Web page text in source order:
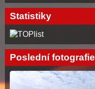
Statistiky
Poslední fotografie